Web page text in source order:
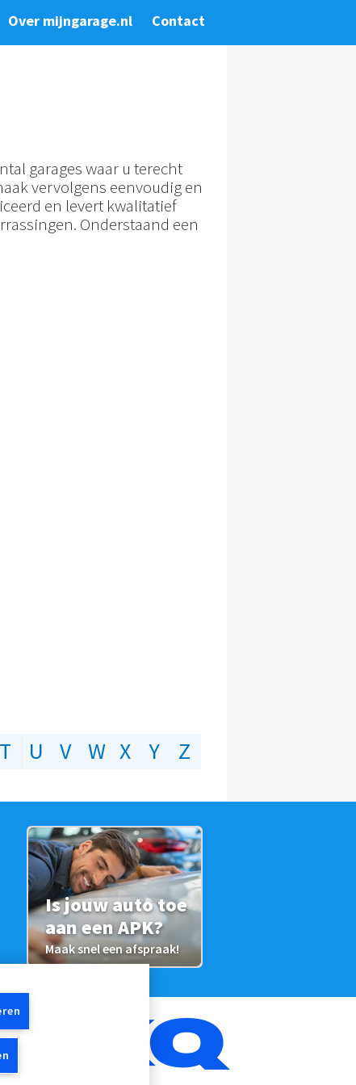
Over mijngarage.nl Contact
garages waar u terecht
vervolgens eenvoudig en
en levert kwalitatief
Onderstaand een
T U V W X Y Z
Is jouw auto toe
aan een APK?
Maak snel een afspraak!